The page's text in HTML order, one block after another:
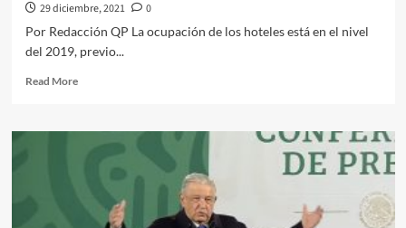
29 diciembre, 2021
0
Por Redacción QP La ocupación de los hoteles está en el nivel
del 2019, previo...
Read MoreRead
México
termina
una